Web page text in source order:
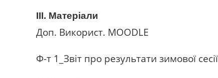
ІІІ. Матеріали
Доп. Використ. MOODLE
Ф-т 1_Звіт про результати зимової